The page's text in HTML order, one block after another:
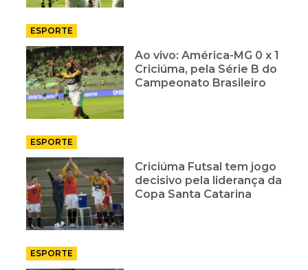
ESPORTE
Ao vivo: América-MG 0 x 1
Criciúma, pela Série B do
Campeonato Brasileiro
ESPORTE
Criciúma Futsal tem jogo
decisivo pela liderança da
Copa Santa Catarina
ESPORTE